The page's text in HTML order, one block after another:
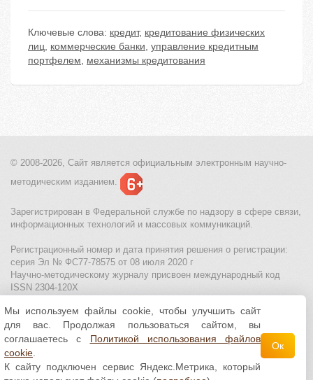
Ключевые слова: кредит, кредитование физических
лиц, коммерческие банки, управление кредитным
портфелем, механизмы кредитования
© 2008-2026, Сайт является официальным электронным научно-
методическим изданием.
Зарегистрирован в Федеральной службе по надзору в сфере связи,
информационных технологий и массовых коммуникаций.
Регистрационный номер и дата принятия решения о регистрации:
серия Эл № ФС77-78575 от 08 июля 2020 г
Научно-методическому журналу присвоен международный код
ISSN 2304-120X
МЦИТО|Школьные олимпиады и онлайн конкурсы для детей
Политика использования файлов cookie| Политика обработки и
защиты персональных данных
Все материалы доступны полицензии Creative
Commons С указанием авторства 4.0 Всемирная
Мы используем файлы cookie, чтобы улучшить сайт
для вас. Продолжая пользоваться сайтом, вы
соглашаетесь с Политикой использования файлов
cookie
К сайту подключен сервис Яндекс.Метрика, который
Ок